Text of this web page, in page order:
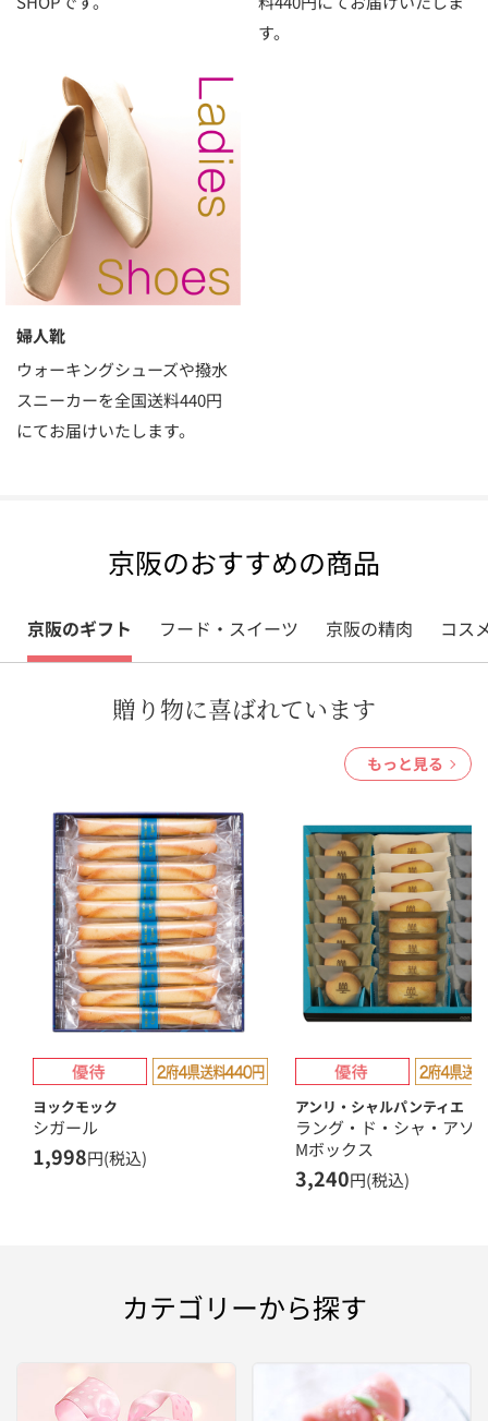
す。
婦人靴
ウォーキングシューズや撥水
スニーカーを全国送料440円
にてお届けいたします。
京阪のおすすめの商品
京阪のギフト フード・スイーツ 京阪の精肉 コス
贈り物に喜ばれています
もっと見る
ヨックモック
シガール
1,998円(税込)
アンリ・シャルパンティエ
ラング・ド・シャ・ア
Mボックス
3,240円(税込)
カテゴリーから探す